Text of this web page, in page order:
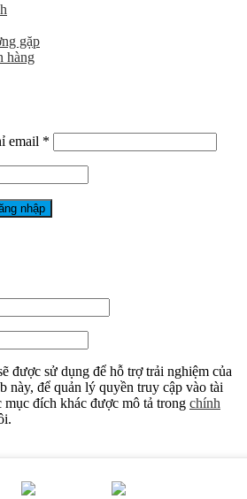
gặp
hàng
email *
nhập
được sử dụng để hỗ trợ trải nghiệm của
này, để quản lý quyền truy cập vào tài
mục đích khác được mô tả trong chính